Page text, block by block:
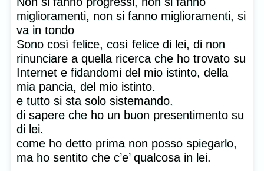
miglioramenti, non si fanno miglioramenti, si
va in tondo
Sono così felice, così felice di lei, di non
rinunciare a quella ricerca che ho trovato su
Internet e fidandomi del mio istinto, della
mia pancia, del mio istinto.
e tutto si sta solo sistemando.
di sapere che ho un buon presentimento su
di lei.
come ho detto prima non posso spiegarlo,
ma ho sentito che c’e’ qualcosa in lei.